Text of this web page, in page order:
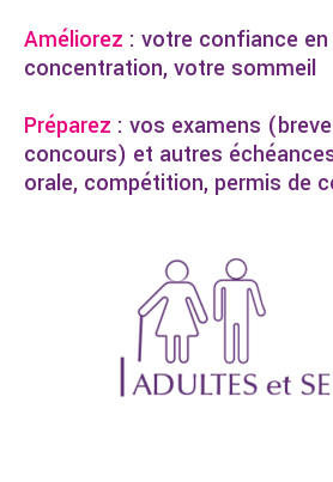
Améliorez : votre confiance
concentration, votre sommeil
Préparez : vos examens
concours) et autres
orale, compétition, permis de